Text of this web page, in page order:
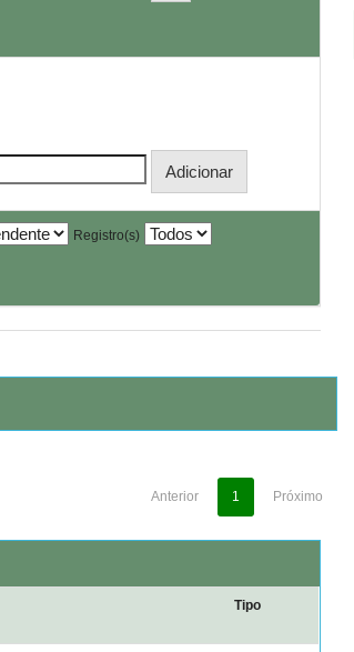
Registro(s)
Anterior 1 Próximo
Tipo